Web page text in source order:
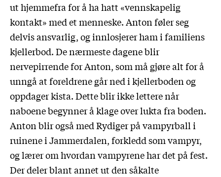
ut hjemmefra for å ha hatt «vennskapelig
kontakt» med et menneske. Anton føler seg
delvis ansvarlig, og innlosjerer ham i familiens
kjellerbod. De nærmeste dagene blir
nervepirrende for Anton, som må gjøre alt for å
unngå at foreldrene går ned i kjellerboden og
oppdager kista. Dette blir ikke lettere når
naboene begynner å klage over lukta fra boden.
Anton blir også med Rydiger på vampyrball i
ruinene i Jammerdalen, forkledd som vampyr,
og lærer om hvordan vampyrene har det på fest.
Der deler blant annet ut den såkalte